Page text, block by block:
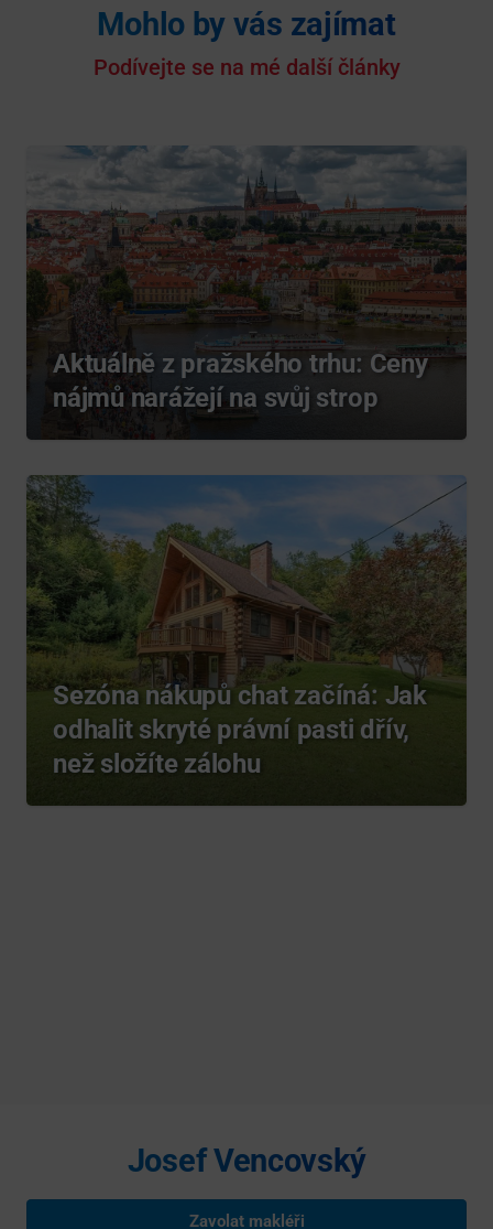
Mohlo by vás zajímat
Podívejte se na mé další články
Aktuálně z pražského trhu: Ceny
nájmů narážejí na svůj strop
Sezóna nákupů chat začíná: Jak
odhalit skryté právní pasti dřív,
než složíte zálohu
Josef Vencovský
Zavolat makléři